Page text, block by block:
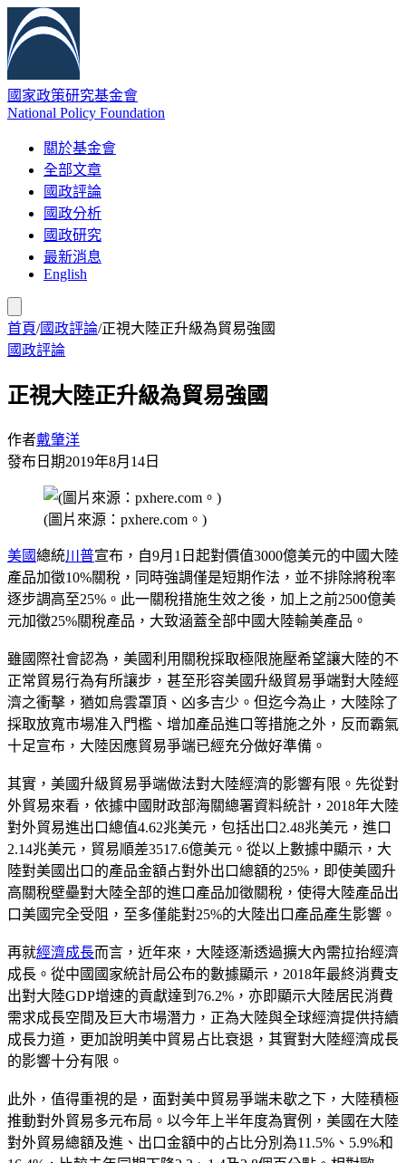
國家政策研究基金會
National Policy Foundation
關於基金會
全部文章
國政評論
國政分析
國政研究
最新消息
English
首頁/國政評論/正視大陸正升級為貿易強國
國政評論
正視大陸正升級為貿易強國
作者戴肇洋
發布日期2019年8月14日
(圖片來源：pxhere.com。)
美國總統川普宣布，自9月1日起對價值3000億美元的中國大陸
產品加徵10%關稅，同時強調僅是短期作法，並不排除將稅率
逐步調高至25%。此一關稅措施生效之後，加上之前2500億美
元加徵25%關稅產品，大致涵蓋全部中國大陸輸美產品。
雖國際社會認為，美國利用關稅採取極限施壓希望讓大陸的不
正常貿易行為有所讓步，甚至形容美國升級貿易爭端對大陸經
濟之衝擊，猶如烏雲罩頂、凶多吉少。但迄今為止，大陸除了
採取放寬市場准入門檻、增加產品進口等措施之外，反而霸氣
十足宣布，大陸因應貿易爭端已經充分做好準備。
其實，美國升級貿易爭端做法對大陸經濟的影響有限。先從對
外貿易來看，依據中國財政部海關總署資料統計，2018年大陸
對外貿易進出口總值4.62兆美元，包括出口2.48兆美元，進口
2.14兆美元，貿易順差3517.6億美元。從以上數據中顯示，大
陸對美國出口的產品金額占對外出口總額的25%，即使美國升
高關稅壁壘對大陸全部的進口產品加徵關稅，使得大陸產品出
口美國完全受阻，至多僅能對25%的大陸出口產品產生影響。
再就經濟成長而言，近年來，大陸逐漸透過擴大內需拉抬經濟
成長。從中國國家統計局公布的數據顯示，2018年最終消費支
出對大陸GDP增速的貢獻達到76.2%，亦即顯示大陸居民消費
需求成長空間及巨大市場潛力，正為大陸與全球經濟提供持續
成長力道，更加說明美中貿易占比衰退，其實對大陸經濟成長
的影響十分有限。
此外，值得重視的是，面對美中貿易爭端未歇之下，大陸積極
推動對外貿易多元布局。以今年上半年度為實例，美國在大陸
對外貿易總額及進、出口金額中的占比分別為11.5%、5.9%和